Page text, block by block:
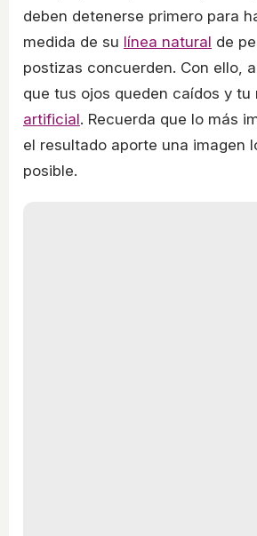
deben detenerse primero para
medida de su línea natural de
postizas concuerden. Con ello,
que tus ojos queden caídos y tu
artificial. Recuerda que lo más
el resultado aporte una imagen
posible.